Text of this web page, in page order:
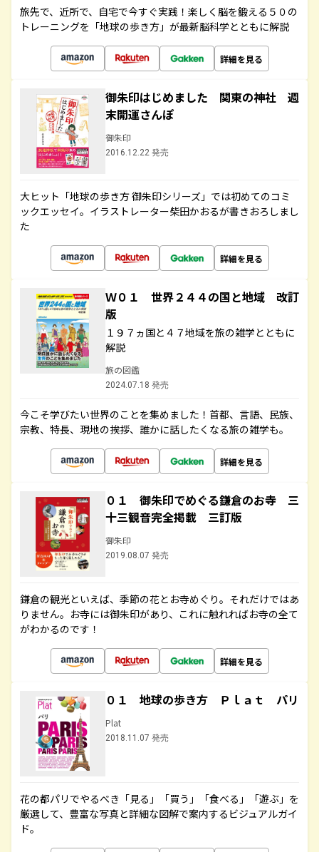
旅先で、近所で、自宅で今すぐ実践！楽しく脳を鍛える５０の
トレーニングを「地球の歩き方」が最新脳科学とともに解説
詳細を見る
御朱印はじめました 関東の神社 週
末開運さんぽ
御朱印
2016.12.22 発売
大ヒット「地球の歩き方 御朱印シリーズ」では初めてのコミ
ックエッセイ。イラストレーター柴田かおるが書きおろしまし
た
詳細を見る
Ｗ０１ 世界２４４の国と地域 改訂
版
１９７ヵ国と４７地域を旅の雑学とともに
解説
旅の図鑑
2024.07.18 発売
今こそ学びたい世界のことを集めました！首都、言語、民族、
宗教、特長、現地の挨拶、誰かに話したくなる旅の雑学も。
詳細を見る
０１ 御朱印でめぐる鎌倉のお寺 三
十三観音完全掲載 三訂版
御朱印
2019.08.07 発売
鎌倉の観光といえば、季節の花とお寺めぐり。それだけではあ
りません。お寺には御朱印があり、これに触れればお寺の全て
がわかるのです！
詳細を見る
０１ 地球の歩き方 Ｐｌａｔ パリ
Plat
2018.11.07 発売
花の都パリでやるべき「見る」「買う」「食べる」「遊ぶ」を
厳選して、豊富な写真と詳細な図解で案内するビジュアルガイ
ド。